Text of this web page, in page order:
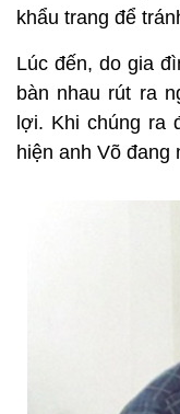
khẩu trang để
Lúc đến, do gia
bàn nhau rút ra
lợi. Khi chúng ra
hiện anh Võ đang